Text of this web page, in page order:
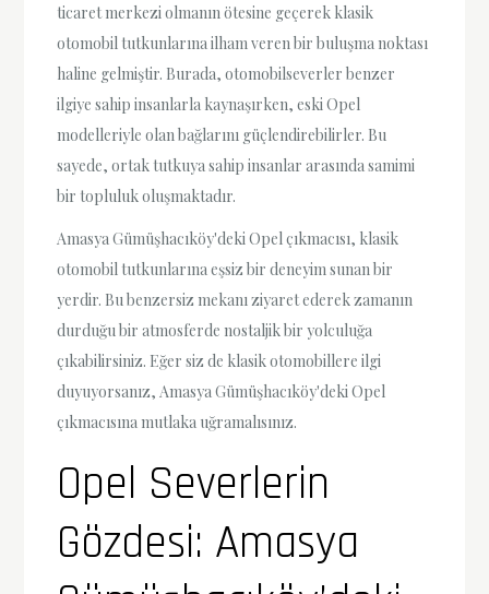
ticaret merkezi olmanın ötesine geçerek klasik
otomobil tutkunlarına ilham veren bir buluşma noktası
haline gelmiştir. Burada, otomobilseverler benzer
ilgiye sahip insanlarla kaynaşırken, eski Opel
modelleriyle olan bağlarını güçlendirebilirler. Bu
sayede, ortak tutkuya sahip insanlar arasında samimi
bir topluluk oluşmaktadır.
Amasya Gümüşhacıköy'deki Opel çıkmacısı, klasik
otomobil tutkunlarına eşsiz bir deneyim sunan bir
yerdir. Bu benzersiz mekanı ziyaret ederek zamanın
durduğu bir atmosferde nostaljik bir yolculuğa
çıkabilirsiniz. Eğer siz de klasik otomobillere ilgi
duyuyorsanız, Amasya Gümüşhacıköy'deki Opel
çıkmacısına mutlaka uğramalısınız.
Opel Severlerin
Gözdesi: Amasya